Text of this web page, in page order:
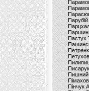
Парубій
Паршин
Пастух
Петухов
Пишний
Пінчук